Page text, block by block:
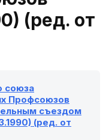
(ред. от
союза
Профсоюзов
съездом
(ред. от